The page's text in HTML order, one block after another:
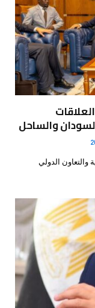
والساحل
والتعاون الدولي